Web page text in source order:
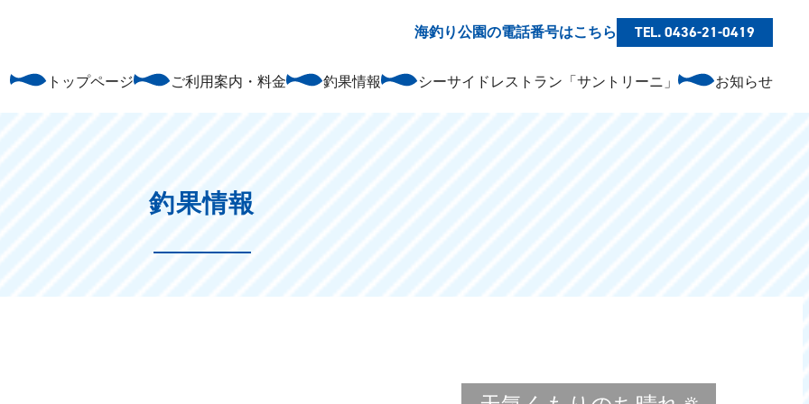
海釣り公園の電話番号はこちら TEL. 0436-21-0419
トップページ ご利用案内・料金 釣果情報 シーサイドレストラン「サントリーニ」 お知らせ
釣果情報